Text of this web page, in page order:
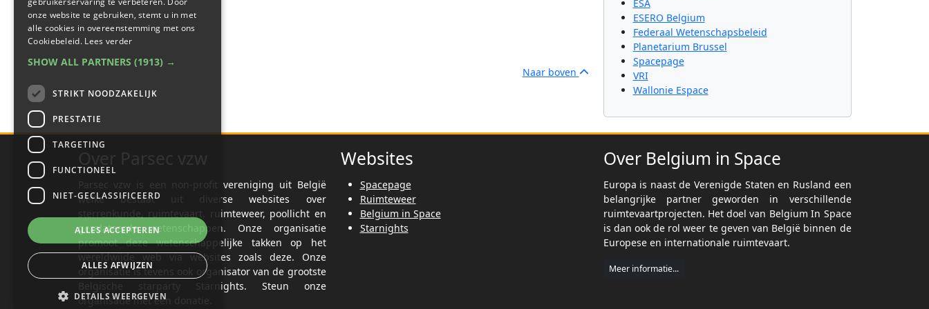
Naar boven
ESA
ESERO Belgium
Federaal Wetenschapsbeleid
Planetarium Brussel
Spacepage
VRI
Wallonie Espace
Parsec vzw is een non-profit vereniging uit België
welke bestaat uit diverse websites over
sterrenkunde, ruimtevaart, ruimteweer, poollicht en
gerelateerde wetenschappen. Onze organisatie
promoot deze wetenschappelijke takken op het
wereldwijde web via websites zoals deze. Onze
organisatie is tevens ook organisator van de grootste
Belgische starparty Starnights. Steun onze
organisatie met een donatie.
Websites
Spacepage
Ruimteweer
Belgium in Space
Starnights
Over Belgium in Space
Europa is naast de Verenigde Staten en Rusland een
belangrijke partner geworden in verschillende
ruimtevaartprojecten. Het doel van Belgium In Space
is dan ook de rol weer te geven van België binnen de
Europese en internationale ruimtevaart.
Meer informatie...
onze website te gebruiken, stemt u in met
alle cookies in overeenstemming met ons
Cookiebeleid. Lees verder
SHOW ALL PARTNERS (1913) →
STRIKT NOODZAKELIJK
PRESTATIE
TARGETING
FUNCTIONEEL
NIET-GECLASSIFICEERD
ALLES ACCEPTEREN
ALLES AFWIJZEN
DETAILS WEERGEVEN